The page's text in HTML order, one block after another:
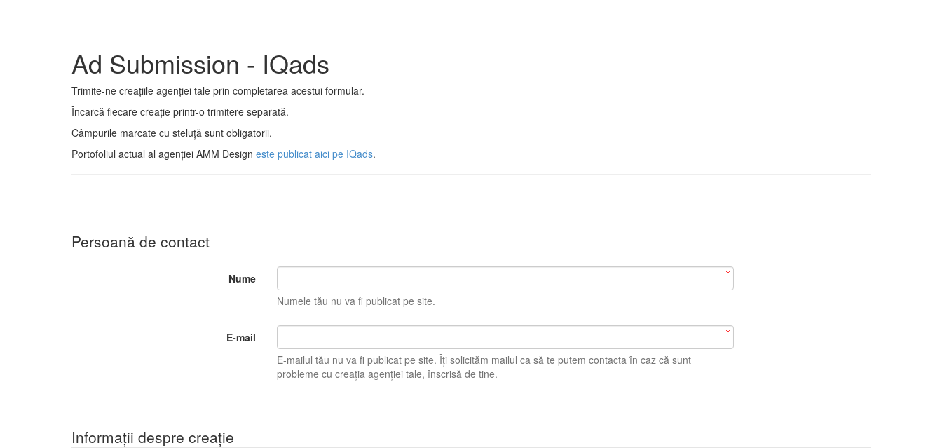
Ad Submission - IQads
Trimite-ne creațiile agenției tale prin completarea acestui formular.
Încarcă fiecare creație printr-o trimitere separată.
Câmpurile marcate cu steluță sunt obligatorii.
Portofoliul actual al agenției AMM Design este publicat aici pe IQads.
Persoană de contact
Nume
Numele tău nu va fi publicat pe site.
E-mail
E-mailul tău nu va fi publicat pe site. Îți solicităm mailul ca să te putem contacta în caz că sunt
probleme cu creația agenției tale, înscrisă de tine.
Informații despre creație